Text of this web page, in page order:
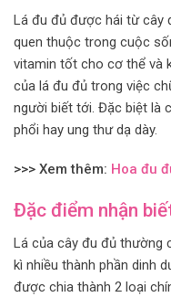
Lá đu đủ được hái từ cây
quen thuộc trong cuộc
vitamin tốt cho cơ thể và
của lá đu đủ trong việc
người biết tới. Đặc biệt là
phổi hay ung thư dạ dày.
>>> Xem thêm: Hoa đu
Đặc điểm nhận
Lá của cây đu đủ thường
kì nhiều thành phần dinh
được chia thành 2 loại